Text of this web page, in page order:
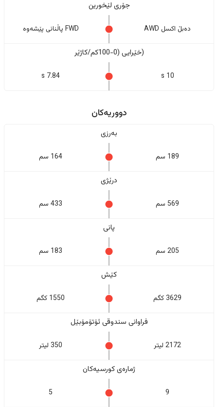
جۆری لێخورین
دەبڵ اکسل AWD FWD پاڵنانی پێشەوە
(خێرایی (0-100کم/کاژێر
10 s
7.84 s
دووریەکان
بەرزی
189 سم 164 سم
درێژی
569 سم 433 سم
پانی
205 سم 183 سم
کێش
3629 کگم 1550 کگم
فراوانی سندوقی ئۆتۆمۆبێل
2172 لیتر 350 لیتر
ژمارەی کورسیەکان
9
5